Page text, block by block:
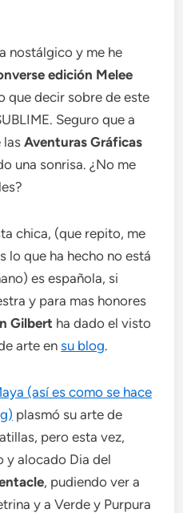
nostálgico y me he
edición Melee
que decir sobre de este
Seguro que a
lasAventuras Gráficas
una sonrisa. ¿No me
chica, (que repito, me
lo que ha hecho no está
es española, si
y para mas honores
Gilbert ha dado el visto
arte ensu blog.
(así es como se hace
plasmó su arte de
pero esta vez,
y alocado Dia del
, pudiendo ver a
y a Verde y Purpura